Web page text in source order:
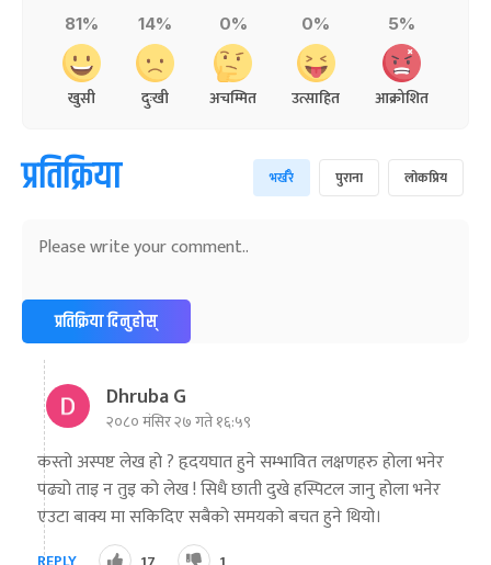
81%
खुसी
14%
दुःखी
0%
अचम्मित
0%
उत्साहित
5%
आक्रोशित
प्रतिक्रिया भर्खरै पुराना लोकप्रिय
प्रतिक्रिया दिनुहोस्
Dhruba G
२०८० मंसिर २७ गते १६:५९
कस्तो अस्पष्ट लेख हो ? हृदयघात हुने सम्भावित लक्षणहरु होला भनेर
पढ्यो ताइ न तुइ को लेख ! सिधै छाती दुखे हस्पिटल जानु होला भनेर
एउटा बाक्य मा सकिदिए सबैको समयको बचत हुने थियो।